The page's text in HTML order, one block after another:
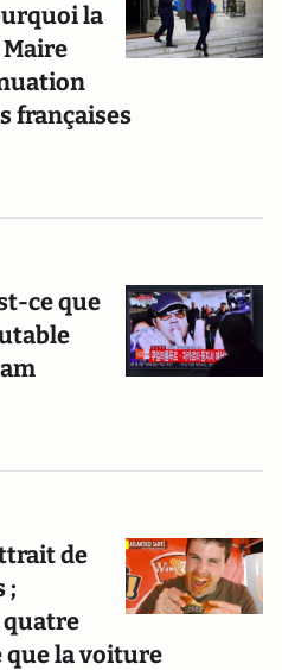
la
françaises
ce que
de
;
quatre
que la voiture